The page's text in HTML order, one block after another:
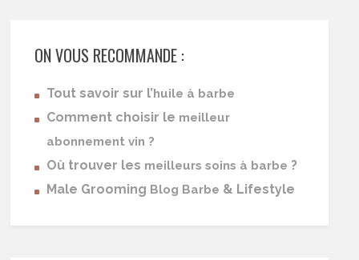
ON VOUS RECOMMANDE :
Tout savoir sur l’huile à barbe
Comment choisir le meilleur
abonnement vin ?
Où trouver les meilleurs soins à barbe ?
Male Grooming Blog Barbe & Lifestyle